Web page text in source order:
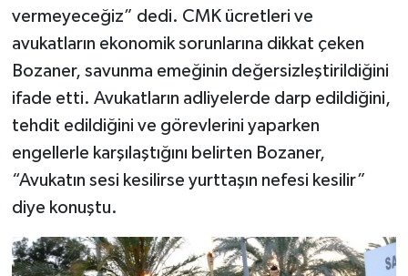
vermeyeceğiz” dedi. CMK ücretleri ve
avukatların ekonomik sorunlarına dikkat çeken
Bozaner, savunma emeğinin değersizleştirildiğini
ifade etti. Avukatların adliyelerde darp edildiğini,
tehdit edildiğini ve görevlerini yaparken
engellerle karşılaştığını belirten Bozaner,
“Avukatın sesi kesilirse yurttaşın nefesi kesilir”
diye konuştu.